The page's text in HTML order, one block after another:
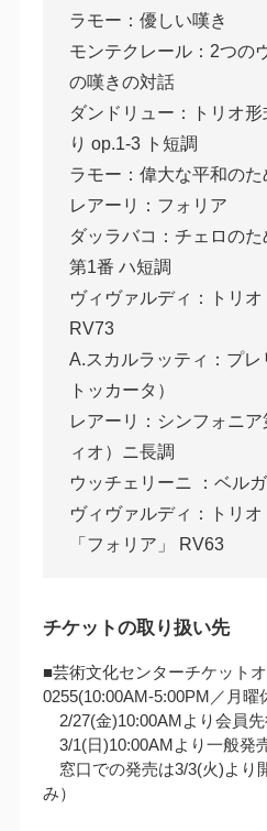
ラモー：優しい嘆き
モンテクレール：2つの
の嘆きの対話
ダンドリュー：トリオ
り op.1-3 ト短調
ラモー：偉大な平和のた
レアーリ：フォリア
ダッラバコ：チェロの
第1番 ハ短調
ヴィヴァルディ：トリ
RV73
A.スカルラッティ：プ
トッカータ）
レアーリ：シンフォニ
ィオ）ニ長調
ウッチェリーニ ：ベル
ヴィヴァルディ：トリ
「フォリア」 RV63
チケットの取り扱い先
■芸術文化センターチケット
0255(10:00AM‐5:00PM／月
2/27(金)10:00AMより会員
3/1(日)10:00AMより一般発
窓口での発売は3/3(火)より
み）